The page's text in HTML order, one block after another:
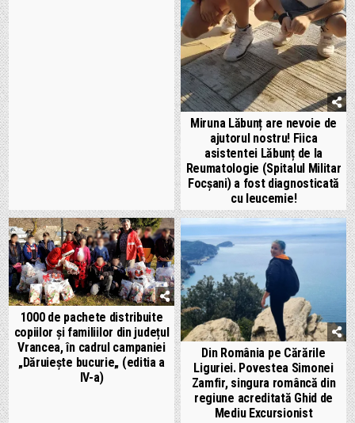
Miruna Lăbunț are nevoie de
ajutorul nostru! Fiica
asistentei Lăbunț de la
Reumatologie (Spitalul Militar
Focșani) a fost diagnosticată
cu leucemie!
1000 de pachete distribuite
copiilor și familiilor din județul
Vrancea, în cadrul campaniei
„Dăruiește bucurie„ (editia a
IV-a)
Din România pe Cărările
Liguriei. Povestea Simonei
Zamfir, singura româncă din
regiune acreditată Ghid de
Mediu Excursionist